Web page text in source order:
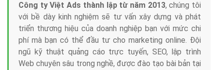
Công ty Việt Ads thành lập từ năm 2013, chúng tôi
với bề dày kinh nghiệm sẽ tư vấn xây dựng và phát
triển thương hiệu của doanh nghiệp bạn với mức chi
phí mà bạn có thể đầu tư cho marketing online. Đội
ngũ kỹ thuật quảng cáo trực tuyến, SEO, lập trình
Web chuyên sâu trong nghề, được đào tạo bài bản tại